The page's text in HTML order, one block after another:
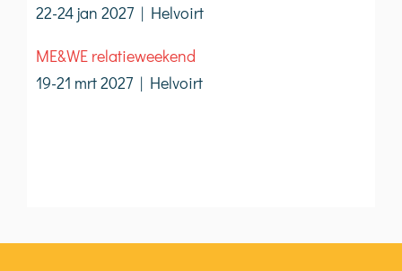
22-24 jan 2027 | Helvoirt
ME&WE relatieweekend
19-21 mrt 2027 | Helvoirt